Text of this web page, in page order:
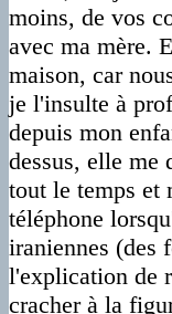
moins, de vos
avec ma mère.
maison, car
je l'insulte à
depuis mon
dessus, elle me
tout le temps et
téléphone
iraniennes (des
l'explication de
cracher à la